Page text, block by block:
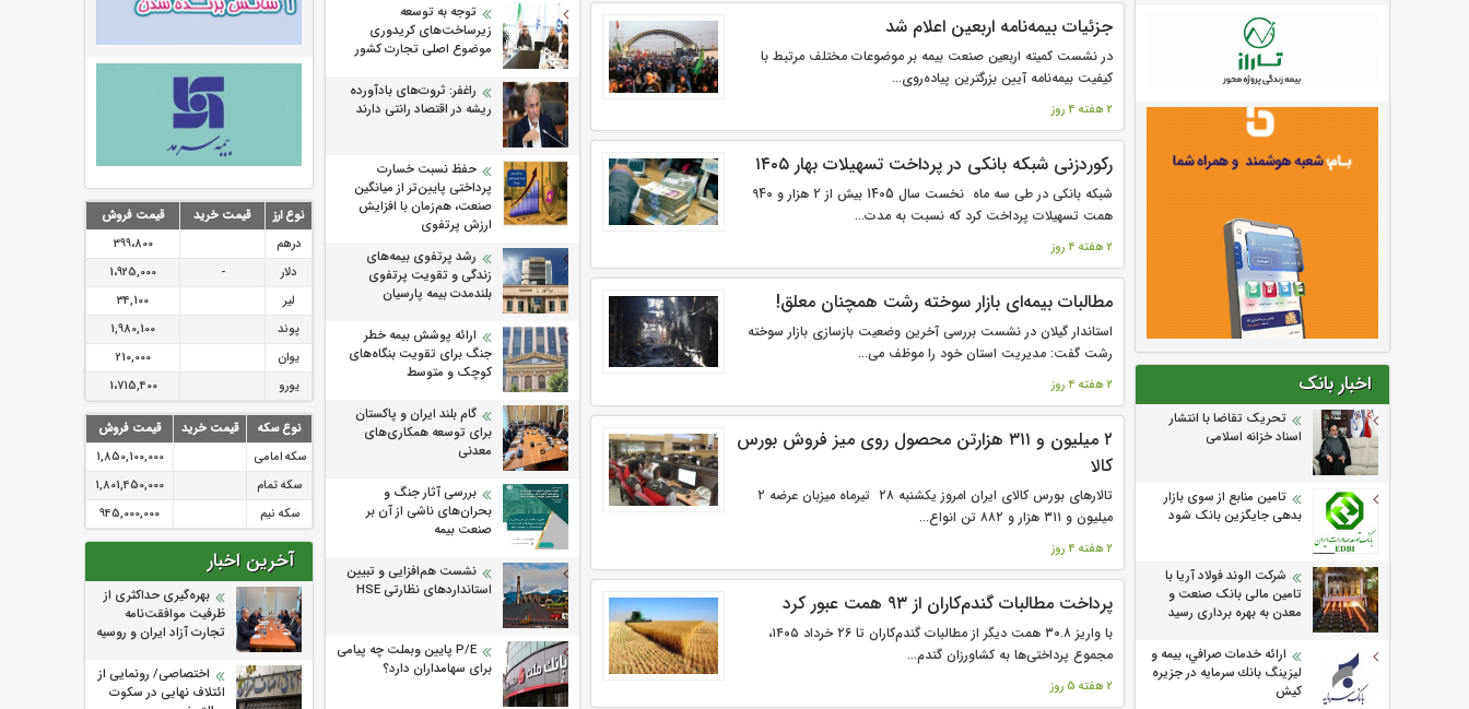
اخبار بانک
تحریک تقاضا با انتشار
اسناد خزانه اسلامی
تامین منابع از سوی بازار
بدهی جایگزین بانک شود
شرکت الوند فولاد آریا با
تامین مالی بانک صنعت و
معدن به بهره برداری رسید
ارائه خدمات صرافي، بيمه و
ليزينگ بانك سرمايه در جزيره
كيش
جزئیات بیمه‌نامه اربعین اعلام شد
در نشست کمیته اربعین صنعت بیمه بر موضوعات مختلف مرتبط با
کیفیت بیمه‌نامه آیین بزرگترین پیاده‌روی...
2 هفته 4 روز
رکوردزنی شبکه بانکی در پرداخت تسهیلات بهار ۱۴۰۵
شبکه بانکی در طی سه ماه نخست سال 1405 بیش از 2 هزار و 940
همت تسهیلات پرداخت کرد که نسبت به مدت...
2 هفته 4 روز
مطالبات بیمه‌ای بازار سوخته رشت همچنان معلق!
استاندار گیلان در نشست بررسی آخرین وضعیت بازسازی بازار سوخته
رشت گفت: مدیریت استان خود را موظف می‌...
2 هفته 4 روز
۲ میلیون و ۳۱۱ هزارتن محصول روی میز فروش بورس
کالا
تالارهای بورس کالای ایران امروز یکشنبه ۲۸ تیرماه میزبان عرضه ۲
میلیون و ۳۱۱ هزار و ۸۸۲ تن انواع...
2 هفته 4 روز
پرداخت مطالبات گندم‌کاران از ۹۳ همت عبور کرد
با واریز ۳۰.۸ همت دیگر از مطالبات گندم‌کاران تا ۲۶ خرداد ۱۴۰۵،
مجموع پرداختی‌ها به کشاورزان گندم‌...
2 هفته 5 روز
توجه به توسعه
زیرساخت‌های کریدوری
موضوع اصلی تجارت کشور
راغفر: ثروت‌های بادآورده
ریشه در اقتصاد رانتی دارند
حفظ نسبت خسارت
پرداختی پایین‌تر از میانگین
صنعت، هم‌زمان با افزایش
ارزش پرتفوی
رشد پرتفوی بیمه‌های
زندگی و تقویت پرتفوی
بلندمدت بیمه پارسیان
ارائه پوشش بیمه خطر
جنگ برای تقویت بنگاه‌های
کوچک و متوسط
گام بلند ایران و پاکستان
برای توسعه همکاری‌های
معدنی
بررسی آثار جنگ و
بحران‌های ناشی از آن بر
صنعت بیمه
نشست هم‌افزایی و تبیین
استانداردهای نظارتی HSE
P/E پایین وبملت چه پیامی
برای سهامداران دارد؟
نوع ارز قیمت خرید
قیمت فروش
درهم
399،800
دلار
-
1،925,000
لیر
34,100
پوند
1,980,100
یوان
210,000
یورو
1،715,400
نوع سکه قیمت خرید
قیمت فروش
سکه امامی
1,850,100,000
سکه تمام
1,801,450,000
سکه نیم
945,000,000
آخرین اخبار
بهره‌گیری حداکثری از
ظرفیت موافقت‌نامه
تجارت آزاد ایران و روسیه
اختصاصی/ رونمایی از
ائتلاف‌ نهایی در سکوت